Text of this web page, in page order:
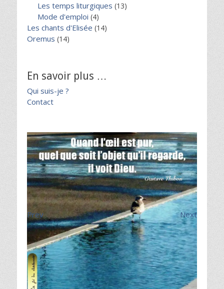
Les temps liturgiques (13)
Mode d'emploi (4)
Les chants d'Elisée (14)
Oremus (14)
En savoir plus …
Qui suis-je ?
Contact
Prev Next